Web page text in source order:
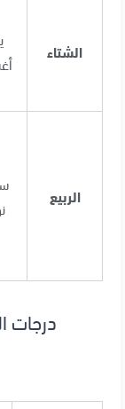
الشتاء
الربيع
درجات